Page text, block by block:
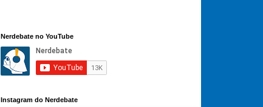
Nerdebate no YouTube
Instagram do Nerdebate